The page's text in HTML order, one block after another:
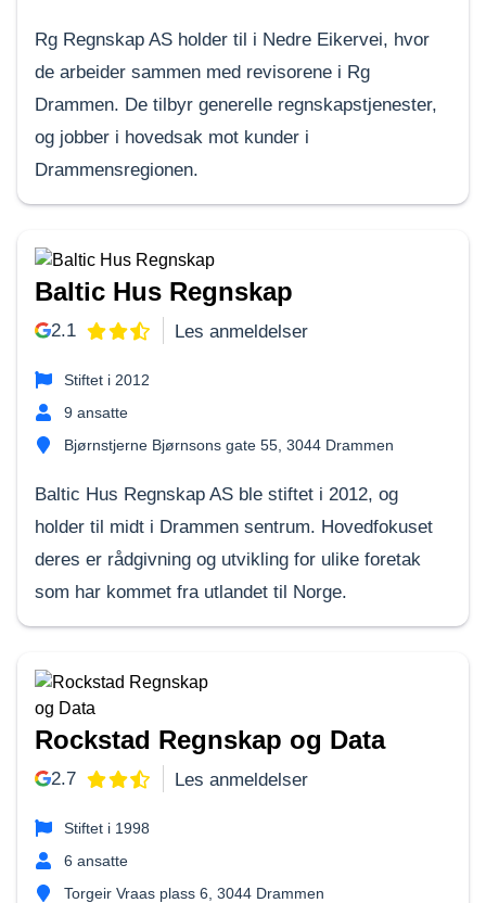
Rg Regnskap AS holder til i Nedre Eikervei, hvor
de arbeider sammen med revisorene i Rg
Drammen. De tilbyr generelle regnskapstjenester,
og jobber i hovedsak mot kunder i
Drammensregionen.
Baltic Hus Regnskap
2.1 Les anmeldelser
Stiftet i 2012
9 ansatte
Bjørnstjerne Bjørnsons gate 55, 3044 Drammen
Baltic Hus Regnskap AS ble stiftet i 2012, og
holder til midt i Drammen sentrum. Hovedfokuset
deres er rådgivning og utvikling for ulike foretak
som har kommet fra utlandet til Norge.
Rockstad Regnskap og Data
2.7 Les anmeldelser
Stiftet i 1998
6 ansatte
Torgeir Vraas plass 6, 3044 Drammen